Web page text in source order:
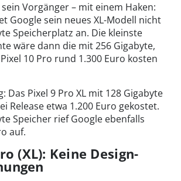
Vorgänger – mit einem Haken:
Google sein neues XL-Modell nicht
Speicherplatz an. Die kleinste
wäre dann die mit 256 Gigabyte,
10 Pro rund 1.300 Euro kosten
Das Pixel 9 Pro XL mit 128 Gigabyte
Release etwa 1.200 Euro gekostet.
Speicher rief Google ebenfalls
auf.
(XL): Keine Design-